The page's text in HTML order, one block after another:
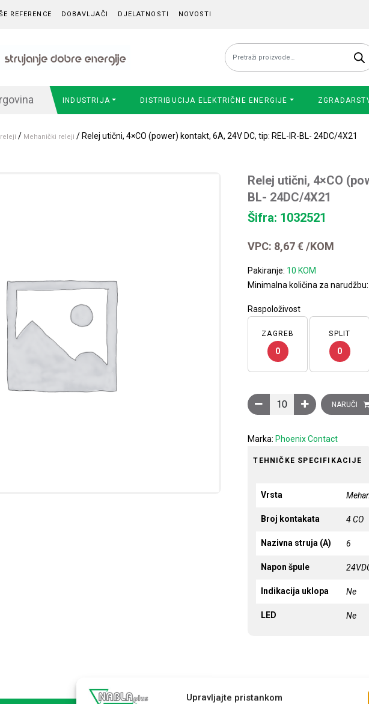
Upravljajte pristankom
REFERENCE DOBAVLJAČI DJELATNOSTI NOVOSTI
Pretraži:
INDUSTRIJA DISTRIBUCIJA ELEKTRIČNE ENERGIJE
/ Mehanički releji / Relej utični, 4×CO (power) kontakt, 6A, 24V DC, tip: REL-IR-BL- 24DC/4X21
Relej utični, 4×CO
BL- 24DC/4X21
Šifra: 1032521
VPC: 8,67€ /KOM
Pakiranje: 10 KOM
Minimalna količina za narudžbu:
Raspoloživost
ZAGREB
0
SPLIT
0
Relej utični, 4×CONARUČI
Marka: Phoenix Contact
TEHNIČKE SPECIFIKACIJE
Vrsta
Broj kontakata 4 CO
Nazivna struja (A) 6
Napon špule
Indikacija uklopa Ne
LED Ne